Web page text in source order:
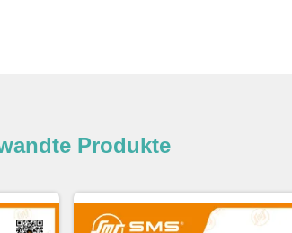
Produkte